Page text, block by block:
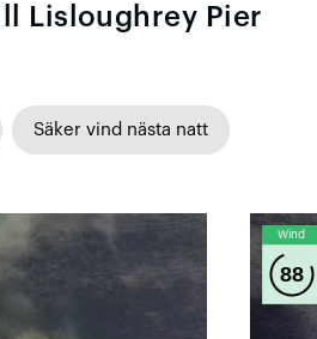
Lisloughrey Pier
Säker vind nästa natt
Wind
88